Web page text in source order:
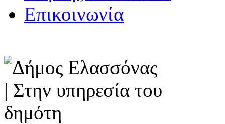
Επικοινωνία